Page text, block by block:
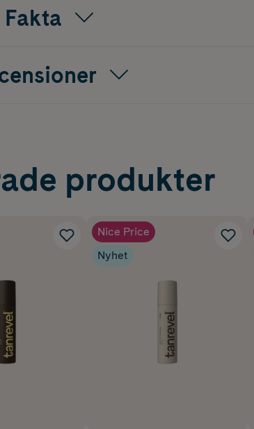
Fakta
produkter
Nice Price
Nyhet